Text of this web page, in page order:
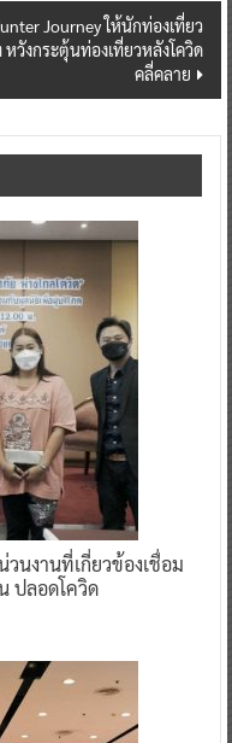
Journey ให้นักท่องเที่ยว
วังกระตุ้นท่องเที่ยวหลังโควิด
คลี่คลาย
นงานที่เกี่ยวข้องเชื่อม
ปลอดโควิด